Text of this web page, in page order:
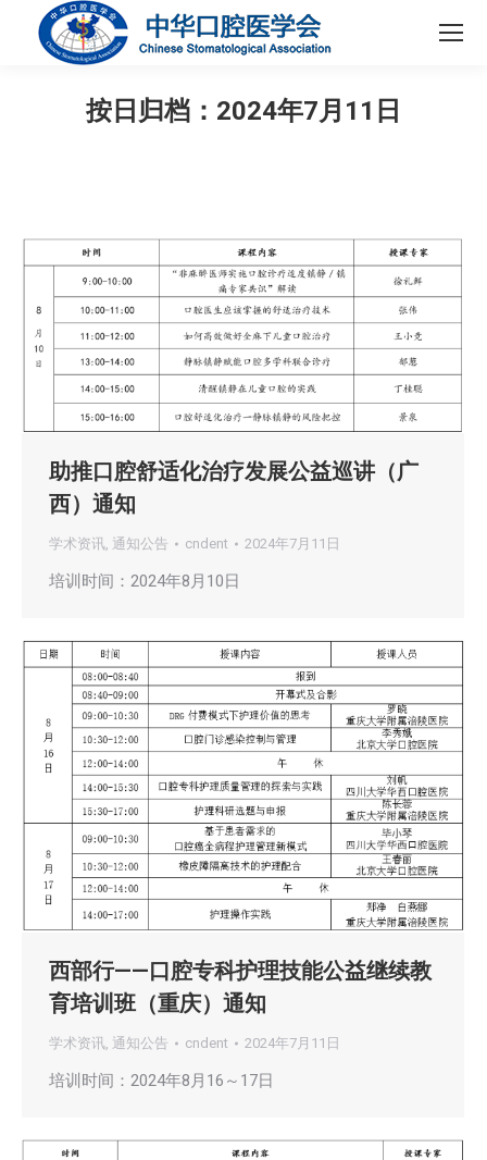
按日归档： 2024年7月11日
助推口腔舒适化治疗发展公益巡讲（广
西）通知
学术资讯, 通知公告 cndent 2024年7月11日
培训时间：2024年8月10日
西部行——口腔专科护理技能公益继续教
育培训班（重庆）通知
学术资讯, 通知公告 cndent 2024年7月11日
培训时间：2024年8月16～17日